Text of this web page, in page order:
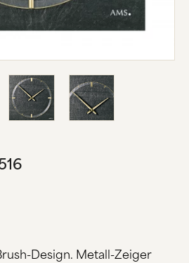
Design. Metall-Zeiger